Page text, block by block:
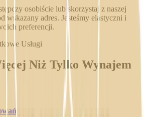
osobiście lub skorzystaj z naszej
wskazany adres. Jesteśmy elastyczni i
preferencji.
Usługi
Niż Tylko Wynajem